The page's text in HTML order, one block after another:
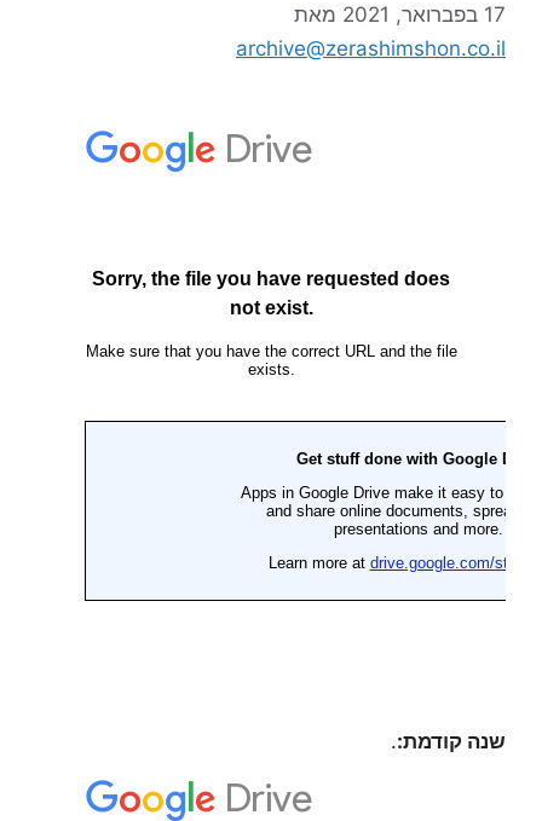
17 בפברואר, 2021
מאת
archive@zerashimshon.co.il
שנה קודמת:.